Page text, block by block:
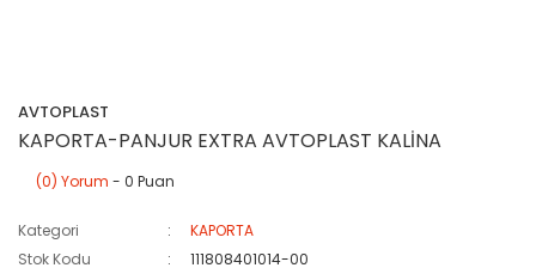
AVTOPLAST
KAPORTA-PANJUR EXTRA AVTOPLAST KALİNA
(0) Yorum - 0 Puan
Kategori
KAPORTA
Stok Kodu
111808401014-00